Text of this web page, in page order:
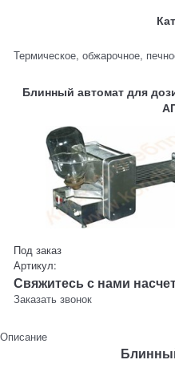
Термическое, обжарочное,
Блинный автомат для
Под заказ
Артикул:
Свяжитесь с нами
Заказать звонок
Описание